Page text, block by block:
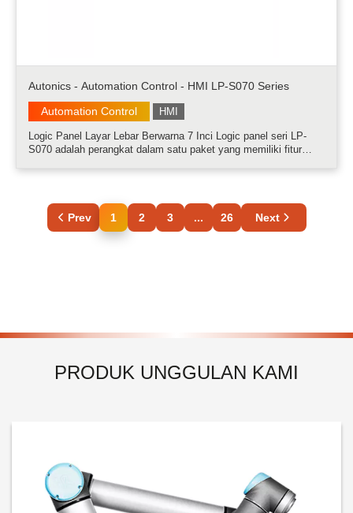
Autonics - Automation Control - HMI LP-S070 Series
Automation Control
HMI
Logic Panel Layar Lebar Berwarna 7 Inci Logic panel seri LP-
S070 adalah perangkat dalam satu paket yang memiliki fitur
Prev 1 2 3 ... 26 Next
PRODUK UNGGULAN KAMI